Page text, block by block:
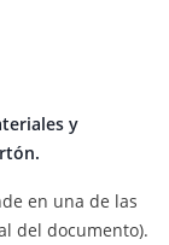
y
en una de las
del documento).